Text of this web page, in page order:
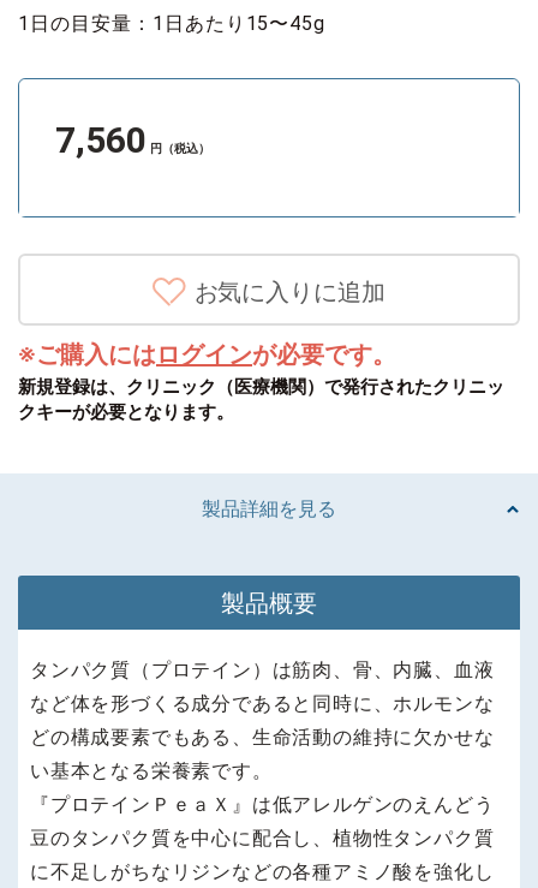
1日の目安量：1日あたり15〜45g
7,560 円（税込）
※ご購入にはログインが必要です。
新規登録は、クリニック（医療機関）で発行されたクリニッ
クキーが必要となります。
製品詳細を見る
製品概要
タンパク質（プロテイン）は筋肉、骨、内臓、血液
など体を形づくる成分であると同時に、ホルモンな
どの構成要素でもある、生命活動の維持に欠かせな
い基本となる栄養素です。
『プロテインＰｅａＸ』は低アレルゲンのえんどう
豆のタンパク質を中心に配合し、植物性タンパク質
に不足しがちなリジンなどの各種アミノ酸を強化し